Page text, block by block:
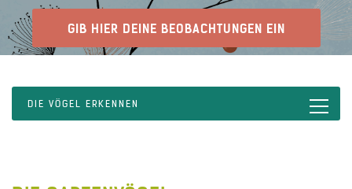
GIB HIER DEINE BEOBACHTUNGEN EIN
DIE VÖGEL ERKENNEN